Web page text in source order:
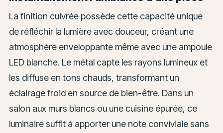
La finition cuivrée possède cette capacité unique
de réfléchir la lumière avec douceur, créant une
atmosphère enveloppante même avec une ampoule
LED blanche. Le métal capte les rayons lumineux et
les diffuse en tons chauds, transformant un
éclairage froid en source de bien-être. Dans un
salon aux murs blancs ou une cuisine épurée, ce
luminaire suffit à apporter une note conviviale sans